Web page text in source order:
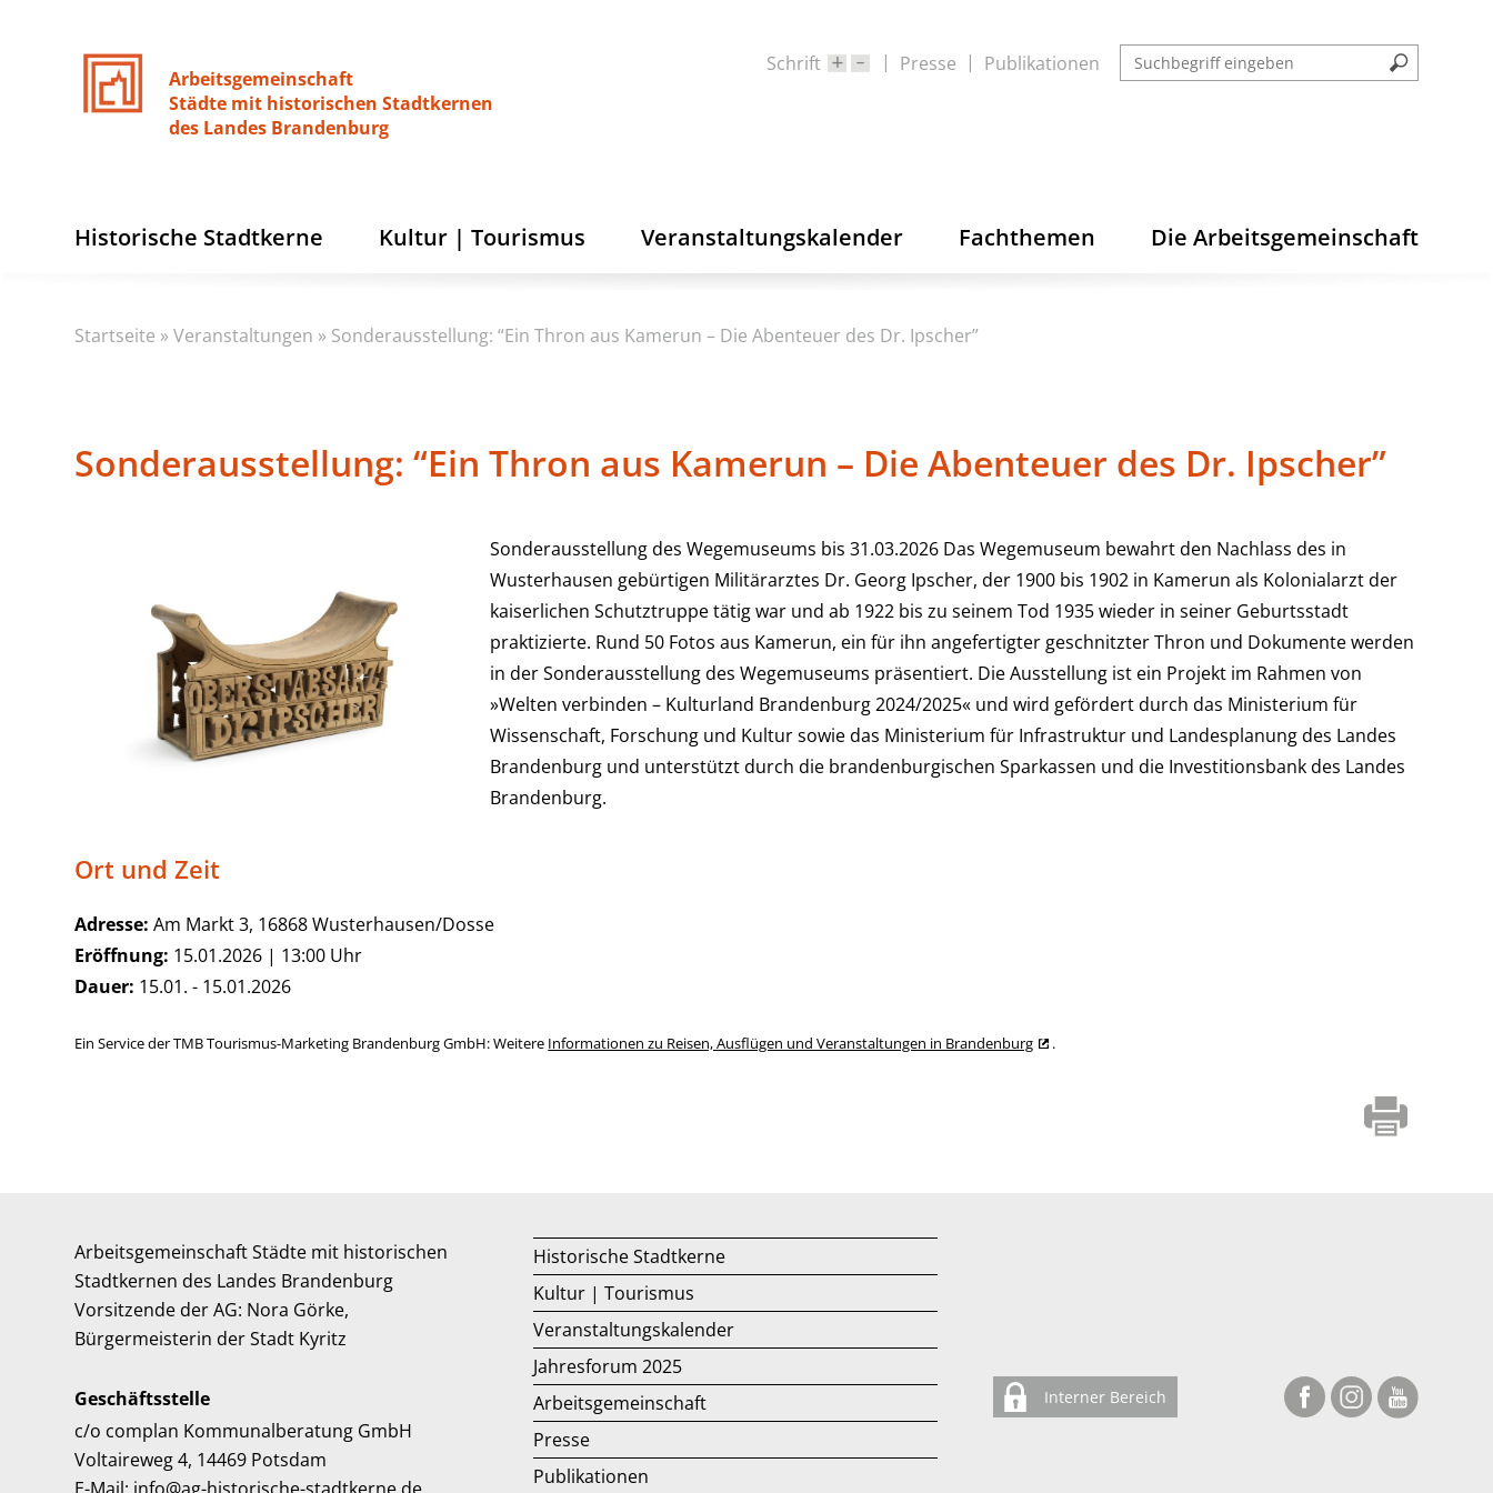
Arbeitsgemeinschaft
Städte mit historischen Stadtkernen
des Landes Brandenburg
Schrift Presse Publikationen
Historische Stadtkerne Kultur | Tourismus Veranstaltungskalender Fachthemen Die Arbeitsgemeinschaft
Startseite »Veranstaltungen » Sonderausstellung: “Ein Thron aus Kamerun – Die Abenteuer des Dr. Ipscher”
Sonderausstellung: “Ein Thron aus Kamerun – Die Abenteuer des Dr. Ipscher”
Sonderausstellung des Wegemuseums bis 31.03.2026 Das Wegemuseum bewahrt den Nachlass des in
Wusterhausen gebürtigen Militärarztes Dr. Georg Ipscher, der 1900 bis 1902 in Kamerun als Kolonialarzt der
kaiserlichen Schutztruppe tätig war und ab 1922 bis zu seinem Tod 1935 wieder in seiner Geburtsstadt
praktizierte. Rund 50 Fotos aus Kamerun, ein für ihn angefertigter geschnitzter Thron und Dokumente werden
in der Sonderausstellung des Wegemuseums präsentiert. Die Ausstellung ist ein Projekt im Rahmen von
»Welten verbinden – Kulturland Brandenburg 2024/2025« und wird gefördert durch das Ministerium für
Wissenschaft, Forschung und Kultur sowie das Ministerium für Infrastruktur und Landesplanung des Landes
Brandenburg und unterstützt durch die brandenburgischen Sparkassen und die Investitionsbank des Landes
Brandenburg.
Ort und Zeit
Adresse: Am Markt 3, 16868 Wusterhausen/Dosse
Eröffnung: 15.01.2026 | 13:00 Uhr
Dauer: 15.01. - 15.01.2026
Ein Service der TMB Tourismus-Marketing Brandenburg GmbH: Weitere Informationen zu Reisen, Ausflügen und Veranstaltungen in Brandenburg .
Arbeitsgemeinschaft Städte mit historischen
Stadtkernen des Landes Brandenburg
Vorsitzende der AG: Nora Görke,
Bürgermeisterin der Stadt Kyritz
Geschäftsstelle
c/o complan Kommunalberatung GmbH
Voltaireweg 4, 14469 Potsdam
Historische Stadtkerne
Kultur | Tourismus
Veranstaltungskalender
Jahresforum 2025
Arbeitsgemeinschaft
Presse
Publikationen
Interner Bereich